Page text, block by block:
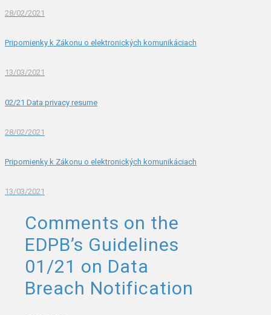
28/02/2021
Pripomienky k Zákonu o elektronických komunikáciach
13/03/2021
02/21 Data privacy resume
28/02/2021
Pripomienky k Zákonu o elektronických komunikáciach
13/03/2021
Comments on the
EDPB’s Guidelines
01/21 on Data
Breach Notification